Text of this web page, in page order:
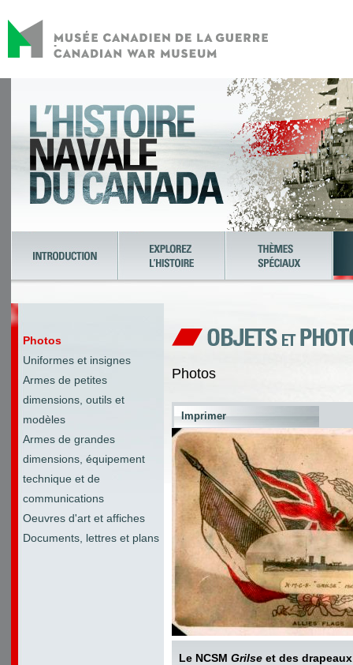
Photos
Uniformes et insignes
Armes de petites
dimensions, outils et
modèles
Armes de grandes
dimensions, équipement
technique et de
communications
Oeuvres d'art et affiches
Documents, lettres et plans
Photos
Imprimer
Le NCSM Grilse et des